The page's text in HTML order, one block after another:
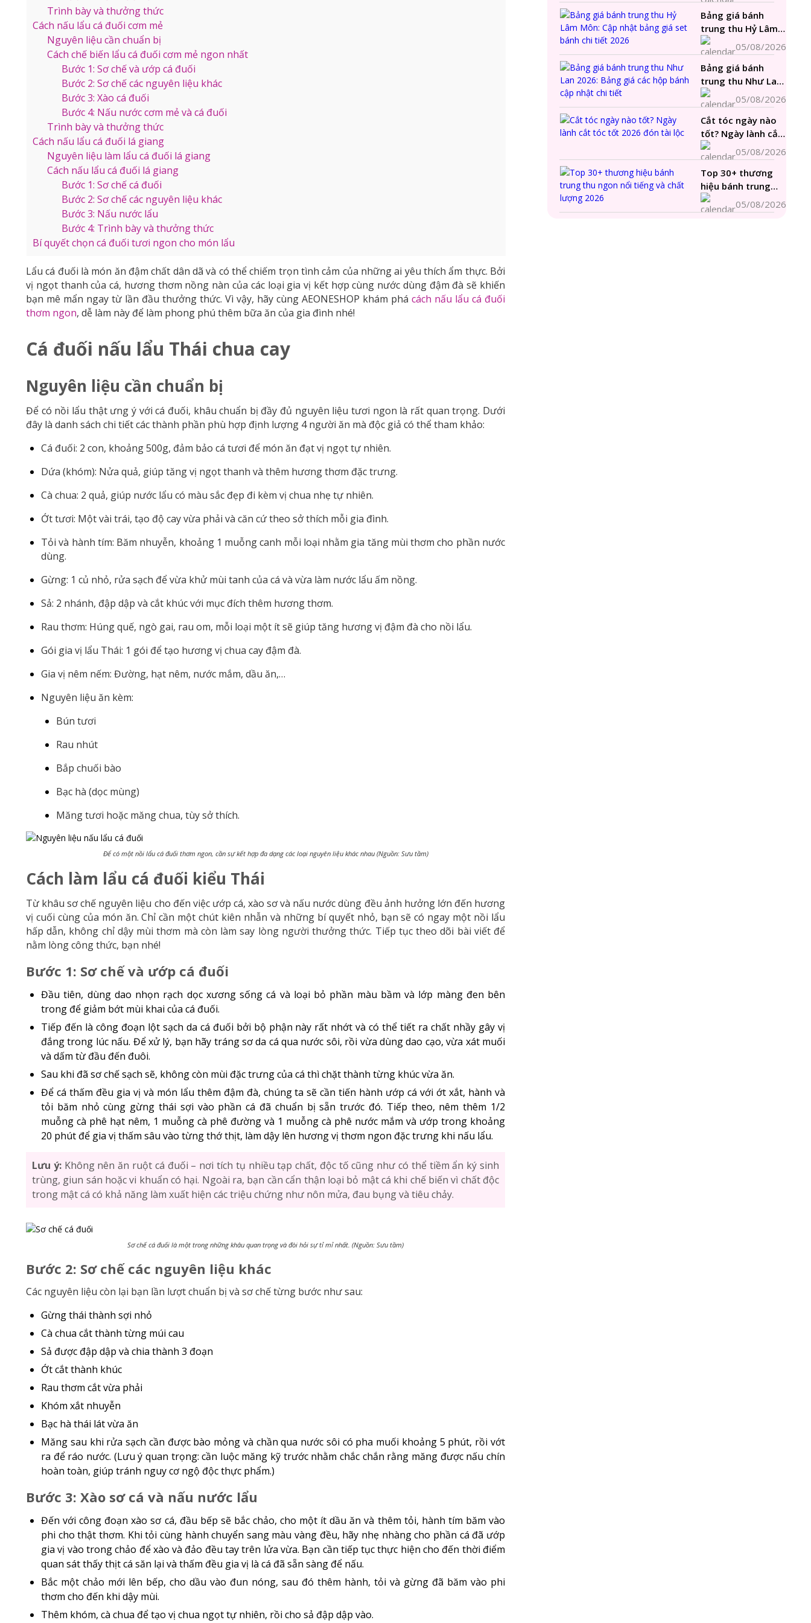
Trình bày và thưởng thức
Cách nấu lẩu cá đuối cơm mẻ
Nguyên liệu cần chuẩn bị
Cách chế biến lẩu cá đuối cơm mẻ ngon nhất
Bước 1: Sơ chế và ướp cá đuối
Bước 2: Sơ chế các nguyên liệu khác
Bước 3: Xào cá đuối
Bước 4: Nấu nước cơm mẻ và cá đuối
Trình bày và thưởng thức
Cách nấu lẩu cá đuối lá giang
Nguyên liệu làm lẩu cá đuối lá giang
Cách nấu lẩu cá đuối lá giang
Bước 1: Sơ chế cá đuối
Bước 2: Sơ chế các nguyên liệu khác
Bước 3: Nấu nước lẩu
Bước 4: Trình bày và thưởng thức
Bí quyết chọn cá đuối tươi ngon cho món lẩu
Lẩu cá đuối là món ăn đậm chất dân dã và có thể chiếm trọn tình cảm của những ai yêu thích ẩm thực. Bởi
vị ngọt thanh của cá, hương thơm nồng nàn của các loại gia vị kết hợp cùng nước dùng đậm đà sẽ khiến
bạn mê mẩn ngay từ lần đầu thưởng thức. Vì vậy, hãy cùng AEONESHOP khám phá cách nấu lẩu cá đuối
thơm ngon, dễ làm này để làm phong phú thêm bữa ăn của gia đình nhé!
Cá đuối nấu lẩu Thái chua cay
Nguyên liệu cần chuẩn bị
Để có nồi lẩu thật ưng ý với cá đuối, khâu chuẩn bị đầy đủ nguyên liệu tươi ngon là rất quan trọng. Dưới
đây là danh sách chi tiết các thành phần phù hợp định lượng 4 người ăn mà độc giả có thể tham khảo:
Cá đuối: 2 con, khoảng 500g, đảm bảo cá tươi để món ăn đạt vị ngọt tự nhiên.
Dứa (khóm): Nửa quả, giúp tăng vị ngọt thanh và thêm hương thơm đặc trưng.
Cà chua: 2 quả, giúp nước lẩu có màu sắc đẹp đi kèm vị chua nhẹ tự nhiên.
Ớt tươi: Một vài trái, tạo độ cay vừa phải và căn cứ theo sở thích mỗi gia đình.
Tỏi và hành tím: Băm nhuyễn, khoảng 1 muỗng canh mỗi loại nhằm gia tăng mùi thơm cho phần nước
dùng.
Gừng: 1 củ nhỏ, rửa sạch để vừa khử mùi tanh của cá và vừa làm nước lẩu ấm nồng.
Sả: 2 nhánh, đập dập và cắt khúc với mục đích thêm hương thơm.
Rau thơm: Húng quế, ngò gai, rau om, mỗi loại một ít sẽ giúp tăng hương vị đậm đà cho nồi lẩu.
Gói gia vị lẩu Thái: 1 gói để tạo hương vị chua cay đậm đà.
Gia vị nêm nếm: Đường, hạt nêm, nước mắm, dầu ăn,…
Nguyên liệu ăn kèm:
Bún tươi
Rau nhút
Bắp chuối bào
Bạc hà (dọc mùng)
Măng tươi hoặc măng chua, tùy sở thích.
Để có một nồi lẩu cá đuối thơm ngon, cần sự kết hợp đa dạng các loại nguyên liệu khác nhau (Nguồn: Sưu tầm)
Cách làm lẩu cá đuối kiểu Thái
Từ khâu sơ chế nguyên liệu cho đến việc ướp cá, xào sơ và nấu nước dùng đều ảnh hưởng lớn đến hương
vị cuối cùng của món ăn. Chỉ cần một chút kiên nhẫn và những bí quyết nhỏ, bạn sẽ có ngay một nồi lẩu
hấp dẫn, không chỉ dậy mùi thơm mà còn làm say lòng người thưởng thức. Tiếp tục theo dõi bài viết để
nằm lòng công thức, bạn nhé!
Bước 1: Sơ chế và ướp cá đuối
Đầu tiên, dùng dao nhọn rạch dọc xương sống cá và loại bỏ phần màu bầm và lớp màng đen bên
trong để giảm bớt mùi khai của cá đuối.
Tiếp đến là công đoạn lột sạch da cá đuối bởi bộ phận này rất nhớt và có thể tiết ra chất nhầy gây vị
đắng trong lúc nấu. Để xử lý, bạn hãy tráng sơ da cá qua nước sôi, rồi vừa dùng dao cạo, vừa xát muối
và dấm từ đầu đến đuôi.
Sau khi đã sơ chế sạch sẽ, không còn mùi đặc trưng của cá thì chặt thành từng khúc vừa ăn.
Để cá thấm đều gia vị và món lẩu thêm đậm đà, chúng ta sẽ cần tiến hành ướp cá với ớt xắt, hành và
tỏi băm nhỏ cùng gừng thái sợi vào phần cá đã chuẩn bị sẵn trước đó. Tiếp theo, nêm thêm 1/2
muỗng cà phê hạt nêm, 1 muỗng cà phê đường và 1 muỗng cà phê nước mắm và ướp trong khoảng
20 phút để gia vị thấm sâu vào từng thớ thịt, làm dậy lên hương vị thơm ngon đặc trưng khi nấu lẩu.
Lưu ý:Không nên ăn ruột cá đuối – nơi tích tụ nhiều tạp chất, độc tố cũng như có thể tiềm ẩn ký sinh
trùng, giun sán hoặc vi khuẩn có hại. Ngoài ra, bạn cần cẩn thận loại bỏ mật cá khi chế biến vì chất độc
trong mật cá có khả năng làm xuất hiện các triệu chứng như nôn mửa, đau bụng và tiêu chảy.
Sơ chế cá đuối là một trong những khâu quan trọng và đòi hỏi sự tỉ mỉ nhất. (Nguồn: Sưu tầm)
Bước 2: Sơ chế các nguyên liệu khác
Các nguyên liệu còn lại bạn lần lượt chuẩn bị và sơ chế từng bước như sau:
Gừng thái thành sợi nhỏ
Cà chua cắt thành từng múi cau
Sả được đập dập và chia thành 3 đoạn
Ớt cắt thành khúc
Rau thơm cắt vừa phải
Khóm xắt nhuyễn
Bạc hà thái lát vừa ăn
Măng sau khi rửa sạch cần được bào mỏng và chần qua nước sôi có pha muối khoảng 5 phút, rồi vớt
ra để ráo nước. (Lưu ý quan trọng: cần luộc măng kỹ trước nhằm chắc chắn rằng măng được nấu chín
hoàn toàn, giúp tránh nguy cơ ngộ độc thực phẩm.)
Bước 3: Xào sơ cá và nấu nước lẩu
Đến với công đoạn xào sơ cá, đầu bếp sẽ bắc chảo, cho một ít dầu ăn và thêm tỏi, hành tím băm vào
phi cho thật thơm. Khi tỏi cùng hành chuyển sang màu vàng đều, hãy nhẹ nhàng cho phần cá đã ướp
gia vị vào trong chảo để xào và đảo đều tay trên lửa vừa. Bạn cần tiếp tục thực hiện cho đến thời điểm
quan sát thấy thịt cá săn lại và thấm đều gia vị là cá đã sẵn sàng để nấu.
Bắc một chảo mới lên bếp, cho dầu vào đun nóng, sau đó thêm hành, tỏi và gừng đã băm vào phi
thơm cho đến khi dậy mùi.
Thêm khóm, cà chua để tạo vị chua ngọt tự nhiên, rồi cho sả đập dập vào.
kiêng cắt tóc
trong tháng
Bảng giá bánh
trung thu Hỷ Lâm
Môn: Cập nhật
bảng giá set bánh
chi tiết 2026
05/08/2026
Bảng giá bánh
trung thu Như Lan
2026: Bảng giá các
hộp bánh cập nhật
chi tiết
05/08/2026
Cắt tóc ngày nào
tốt? Ngày lành cắt
tóc tốt 2026 đón
tài lộc
05/08/2026
Top 30+ thương
hiệu bánh trung
thu ngon nổi tiếng
và chất lượng 2026
05/08/2026